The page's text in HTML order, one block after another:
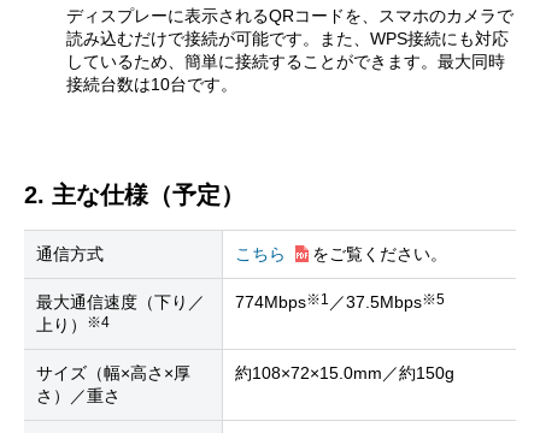
ディスプレーに表示されるQRコードを、スマホのカメラで
読み込むだけで接続が可能です。また、WPS接続にも対応
しているため、簡単に接続することができます。最大同時
接続台数は10台です。
2. 主な仕様（予定）
通信方式 こちら をご覧ください。
最大通信速度（下り／
上り）
※4
774Mbps※1 ／37.5Mbps※5
サイズ（幅×高さ×厚
さ）／重さ
約108×72×15.0mm／約150g